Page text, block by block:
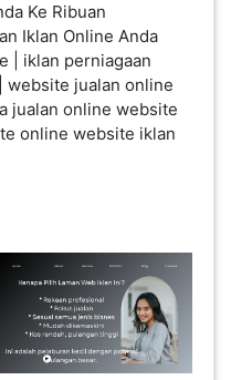
Ke Ribuan
Iklan Online Anda
| iklan perniagaan
jualan online
jualan online website
online website iklan